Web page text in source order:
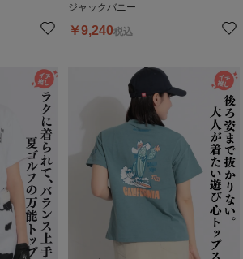
ジャックバニー
￥9,240税込